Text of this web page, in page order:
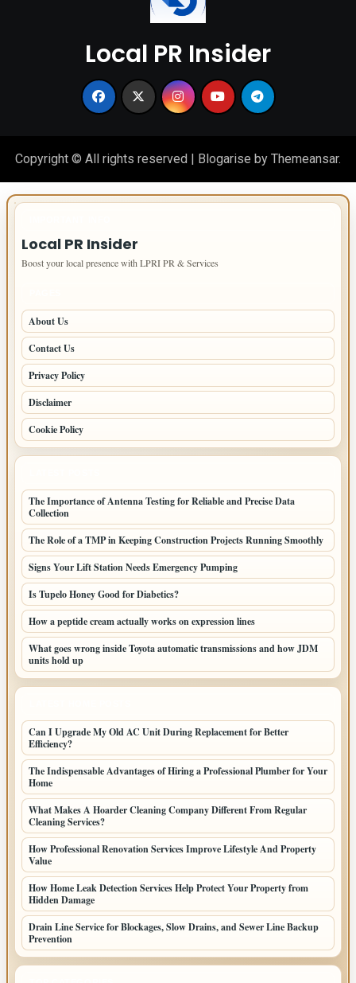
Local PR Insider
Copyright © All rights reserved | Blogarise by Themeansar.
Local PR Insider
Boost your local presence with LPRI PR & Services
About Us
Contact Us
Privacy Policy
Disclaimer
Cookie Policy
The Importance of Antenna Testing for Reliable and Precise Data
Collection
The Role of a TMP in Keeping Construction Projects Running Smoothly
Signs Your Lift Station Needs Emergency Pumping
Is Tupelo Honey Good for Diabetics?
How a peptide cream actually works on expression lines
What goes wrong inside Toyota automatic transmissions and how JDM
units hold up
Can I Upgrade My Old AC Unit During Replacement for Better
Efficiency?
The Indispensable Advantages of Hiring a Professional Plumber for Your
Home
What Makes A Hoarder Cleaning Company Different From Regular
Cleaning Services?
How Professional Renovation Services Improve Lifestyle And Property
Value
How Home Leak Detection Services Help Protect Your Property from
Hidden Damage
Drain Line Service for Blockages, Slow Drains, and Sewer Line Backup
Prevention